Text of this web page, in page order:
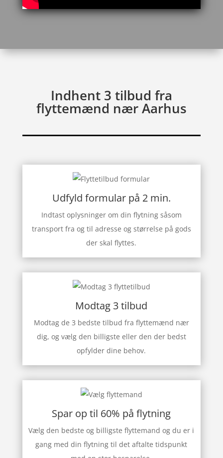
Indhent 3 tilbud fra
flyttemænd nær Aarhus
Udfyld formular på 2 min.
Indtast oplysninger om din flytning såsom
transport fra og til adresse og størrelse på gods
der skal flyttes.
Modtag 3 tilbud
Modtag de 3 bedste tilbud fra flyttemænd nær
dig, og vælg den billigste eller den der bedst
opfylder dine behov.
Spar op til 60% på flytning
Vælg den bedste og billigste flyttemand og du er i
gang med din flytning til det aftalte tidspunkt